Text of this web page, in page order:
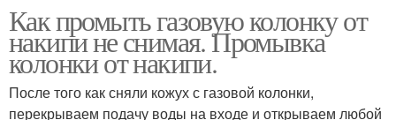
Как промыть газовую колонку от
накипи не снимая. Промывка
колонки от накипи.
После того как сняли кожух с газовой колонки,
перекрываем подачу воды на входе и открываем любой